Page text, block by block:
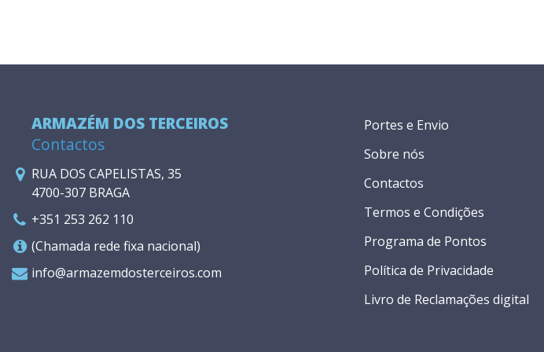
ARMAZÉM DOS TERCEIROS
Contactos
RUA DOS CAPELISTAS, 35
4700-307 BRAGA
+351 253 262 110
(Chamada rede fixa nacional)
info@armazemdosterceiros.com
Portes e Envio
Sobre nós
Contactos
Termos e Condições
Programa de Pontos
Política de Privacidade
Livro de Reclamações digital